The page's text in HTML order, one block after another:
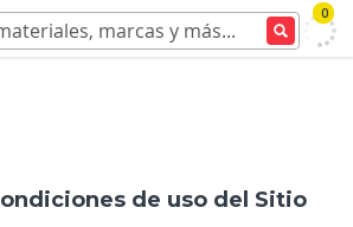
0
de uso del Sitio